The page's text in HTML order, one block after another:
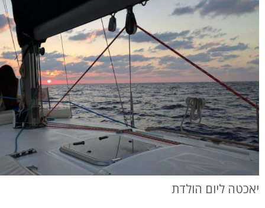
יאכטה ליום הולדת